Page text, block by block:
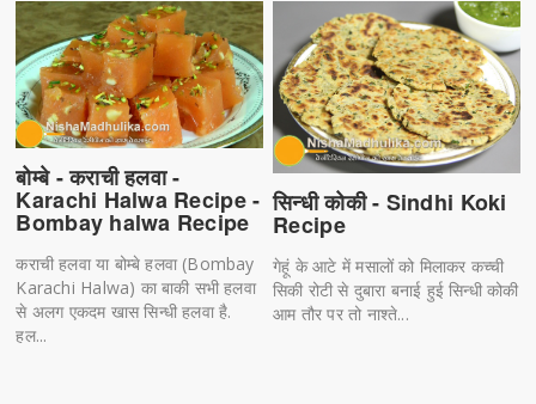
सिन्धी कोकी - Sindhi Koki
Recipe
गेहूं के आटे में मसालों को मिलाकर कच्ची
सिकी रोटी से दुबारा बनाई हुई सिन्धी कोकी
आम तौर पर तो नाश्ते...
बोम्बे - कराची हलवा -
Karachi Halwa Recipe -
Bombay halwa Recipe
कराची हलवा या बोम्बे हलवा (Bombay
Karachi Halwa) का बाकी सभी हलवा
से अलग एकदम खास सिन्धी हलवा है.
हल...